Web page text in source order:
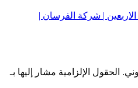
| شركة الفرسان |
الحقول الإلزامية مشار إليها بـ